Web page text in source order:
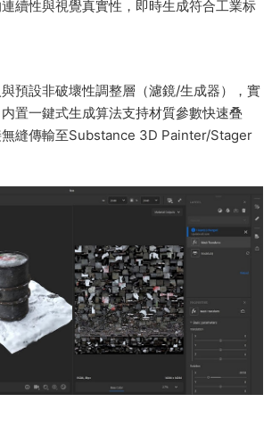
續性與視覺真實性，即時生成符合工業标
預設非破壞性調整層（濾鏡/生成器），實
置一鍵式生成算法支持材質參數快速叠
縫傳輸至Substance 3D Painter/Stager